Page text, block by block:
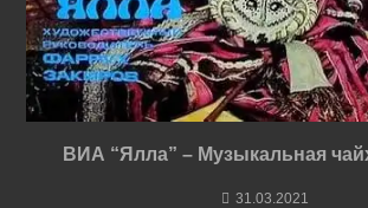
ВИА “Ялла” – Музыкальная
31.03.2021